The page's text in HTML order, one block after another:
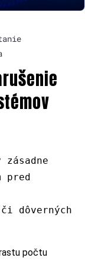
zásadne
pred
dôverných
počtu